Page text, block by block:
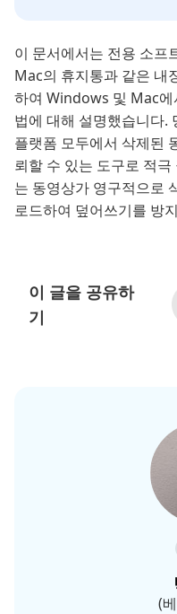
이 문서에서는 전용 소프
Mac의 휴지통과 같은 내
하여 Windows 및 Mac에
법에 대해 설명했습니다.
플랫폼 모두에서 삭제된
뢰할 수 있는 도구로 적
는 동영상가 영구적으로
로드하여 덮어쓰기를 방
이 글을 공유하
기
(